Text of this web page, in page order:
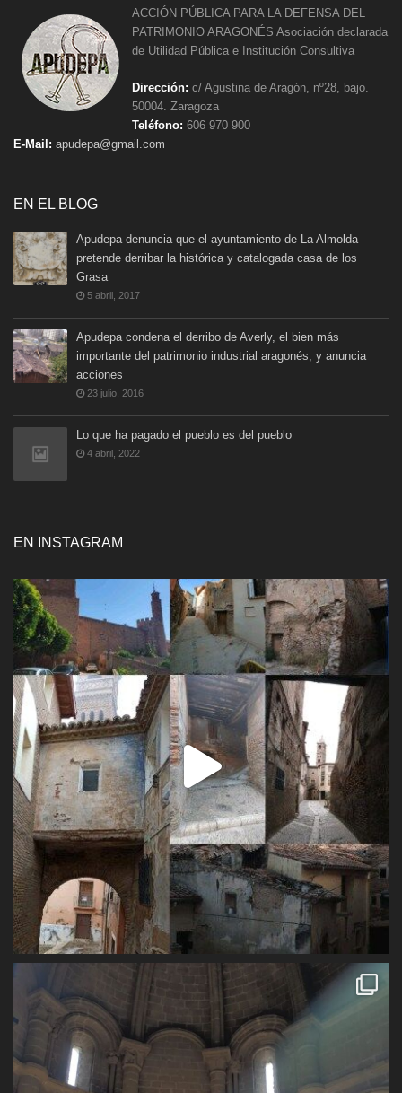
ACCIÓN PÚBLICA PARA LA DEFENSA DEL
PATRIMONIO ARAGONÉS Asociación declarada
de Utilidad Pública e Institución Consultiva
Dirección: c/ Agustina de Aragón, nº28, bajo.
50004. Zaragoza
Teléfono: 606 970 900
E-Mail: apudepa@gmail.com
EN EL BLOG
Apudepa denuncia que el ayuntamiento de La Almolda
pretende derribar la histórica y catalogada casa de los
Grasa
5 abril, 2017
Apudepa condena el derribo de Averly, el bien más
importante del patrimonio industrial aragonés, y anuncia
acciones
23 julio, 2016
Lo que ha pagado el pueblo es del pueblo
4 abril, 2022
EN INSTAGRAM